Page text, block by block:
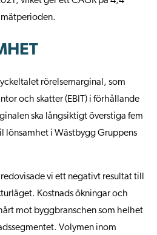
rörelsemarginal, som
och skatter (EBIT) i förhållande
ska långsiktigt överstiga fem
lönsamhet i Wästbygg Gruppens
vi ett negativt resultat till
Kostnads ökningar och
mot byggbranschen som helhet
Volymen inom